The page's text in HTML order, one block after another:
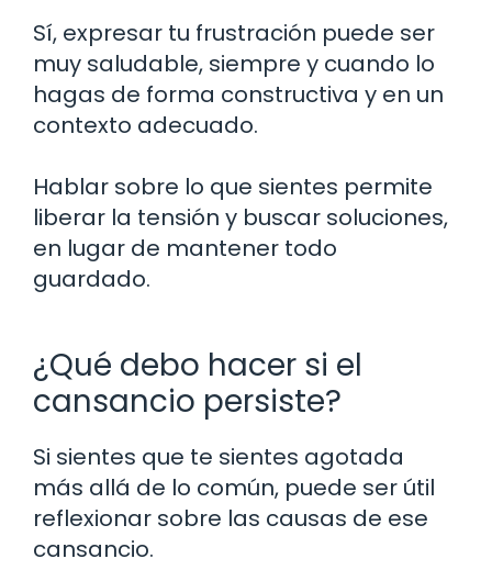
Sí, expresar tu frustración puede ser
muy saludable, siempre y cuando lo
hagas de forma constructiva y en un
contexto adecuado.
Hablar sobre lo que sientes permite
liberar la tensión y buscar soluciones,
en lugar de mantener todo
guardado.
¿Qué debo hacer si el
cansancio persiste?
Si sientes que te sientes agotada
más allá de lo común, puede ser útil
reflexionar sobre las causas de ese
cansancio.